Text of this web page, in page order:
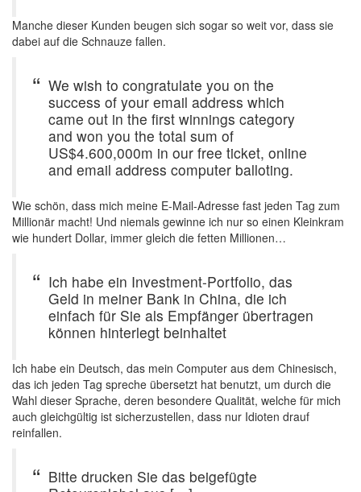
Manche dieser Kunden beugen sich sogar so weit vor, dass sie
dabei auf die Schnauze fallen.
We wish to congratulate you on the
success of your email address which
came out in the first winnings category
and won you the total sum of
US$4.600,000m in our free ticket, online
and email address computer balloting.
Wie schön, dass mich meine E-Mail-Adresse fast jeden Tag zum
Millionär macht! Und niemals gewinne ich nur so einen Kleinkram
wie hundert Dollar, immer gleich die fetten Millionen…
Ich habe ein Investment-Portfolio, das
Geld in meiner Bank in China, die ich
einfach für Sie als Empfänger übertragen
können hinterlegt beinhaltet
Ich habe ein Deutsch, das mein Computer aus dem Chinesisch,
das ich jeden Tag spreche übersetzt hat benutzt, um durch die
Wahl dieser Sprache, deren besondere Qualität, welche für mich
auch gleichgültig ist sicherzustellen, dass nur Idioten drauf
reinfallen.
Bitte drucken Sie das beigefügte